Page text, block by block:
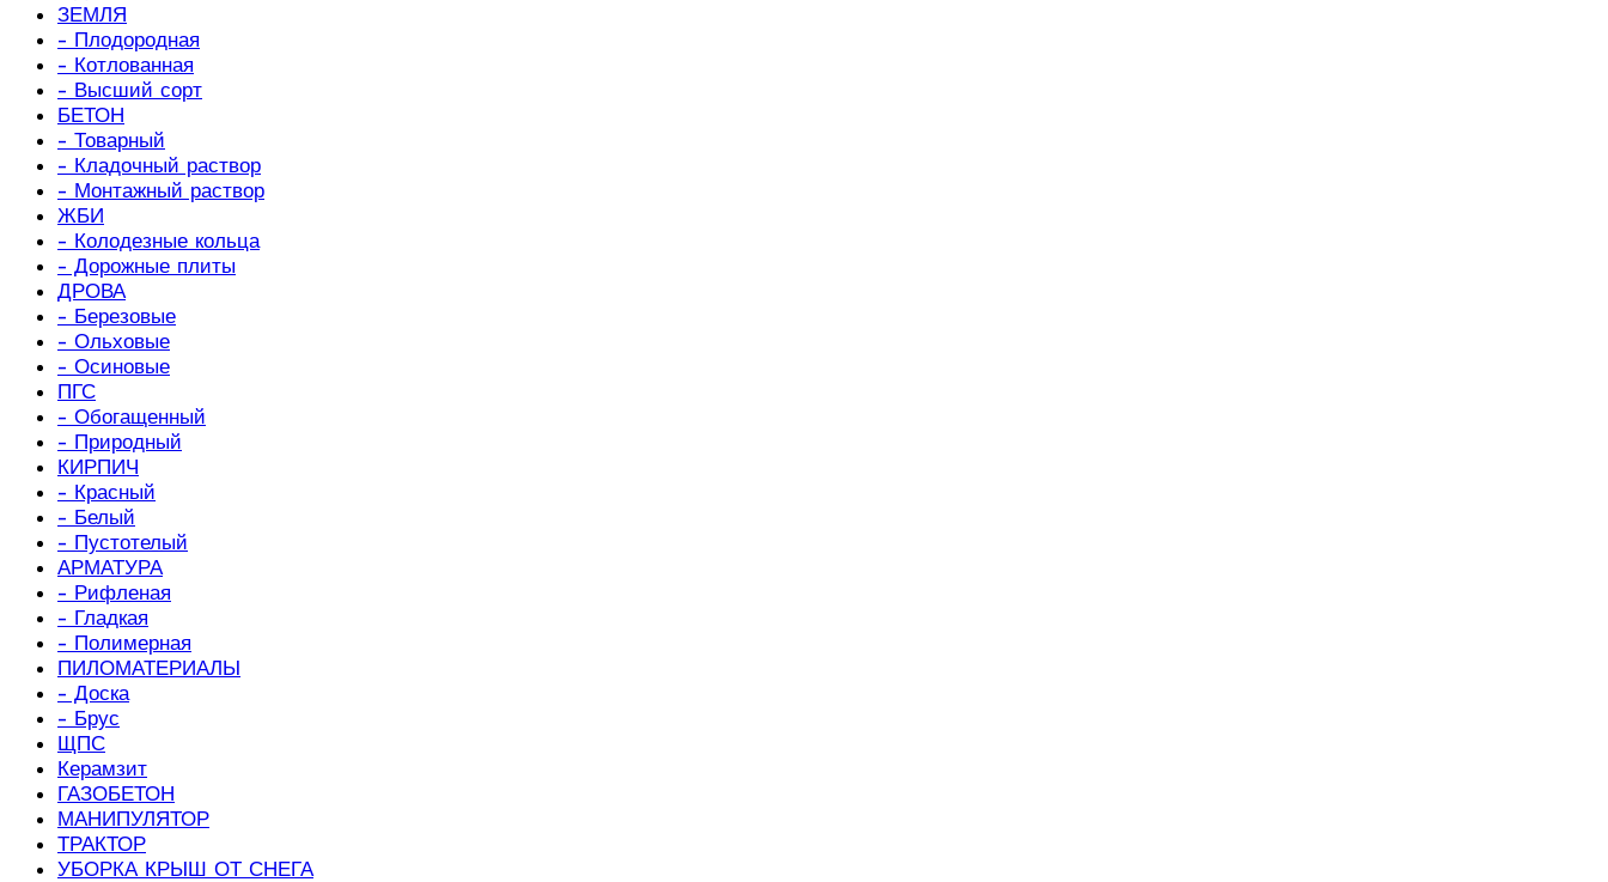
ЗЕМЛЯ
- Плодородная
- Котлованная
- Высший сорт
БЕТОН
- Товарный
- Кладочный раствор
- Монтажный раствор
ЖБИ
- Колодезные кольца
- Дорожные плиты
ДРОВА
- Березовые
- Ольховые
- Осиновые
ПГС
- Обогащенный
- Природный
КИРПИЧ
- Красный
- Белый
- Пустотелый
АРМАТУРА
- Рифленая
- Гладкая
- Полимерная
ПИЛОМАТЕРИАЛЫ
- Доска
- Брус
ЩПС
Керамзит
ГАЗОБЕТОН
МАНИПУЛЯТОР
ТРАКТОР
УБОРКА КРЫШ ОТ СНЕГА